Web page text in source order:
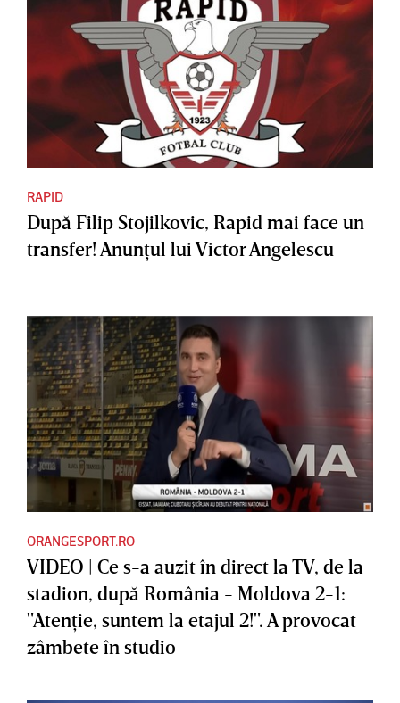
RAPID
După Filip Stojilkovic, Rapid mai face un
transfer! Anunţul lui Victor Angelescu
ORANGESPORT.RO
VIDEO | Ce s-a auzit în direct la TV, de la
stadion, după România - Moldova 2-1:
"Atenţie, suntem la etajul 2!". A provocat
zâmbete în studio